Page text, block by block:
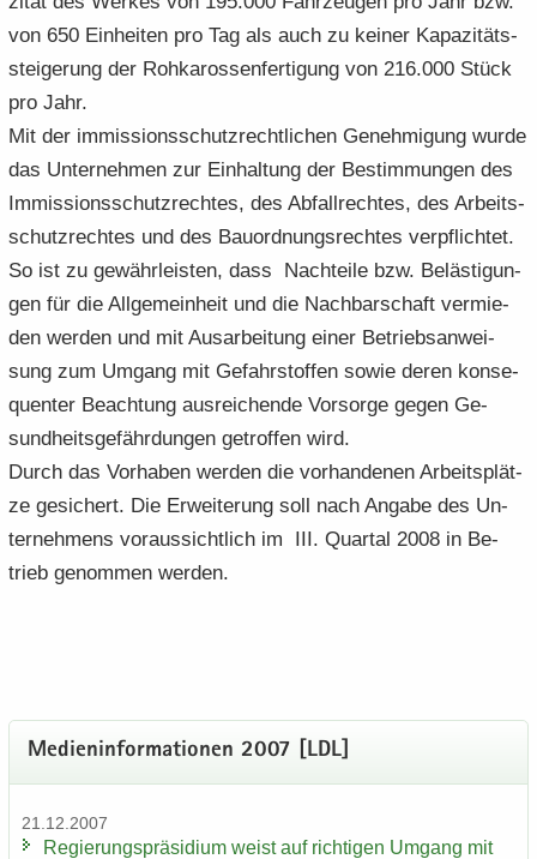
von 650 Ein­hei­ten pro Tag als auch zu kei­ner Ka­pa­zi­täts­
stei­ge­rung der Roh­ka­ros­sen­fer­ti­gung von 216.000 Stück
pro Jahr.
Mit der im­mis­si­ons­schutz­recht­li­chen Ge­neh­mi­gung wurde
das Un­ter­neh­men zur Ein­hal­tung der Be­stim­mun­gen des
Im­mis­si­ons­schutz­rech­tes, des Ab­fall­rech­tes, des Ar­beits­
schutz­rech­tes und des Bau­ord­nungs­rech­tes ver­pflich­tet.
So ist zu ge­währ­leis­ten, dass Nach­tei­le bzw. Be­läs­ti­gun­
gen für die All­ge­mein­heit und die Nach­bar­schaft ver­mie­
den wer­den und mit Aus­ar­bei­tung einer Be­triebs­an­wei­
sung zum Um­gang mit Ge­fahr­stof­fen sowie deren kon­se­
quen­ter Be­ach­tung aus­rei­chen­de Vor­sor­ge gegen Ge­
sund­heits­ge­fähr­dun­gen ge­trof­fen wird.
Durch das Vor­ha­ben wer­den die vor­han­de­nen Ar­beits­plät­
ze ge­si­chert. Die Er­wei­te­rung soll nach An­ga­be des Un­
ter­neh­mens vor­aus­sicht­lich im III. Quar­tal 2008 in Be­
trieb ge­nom­men wer­den.
Me­di­en­in­for­ma­tio­nen 2007 [LDL]
21.12.2007
Re­gie­rungs­prä­si­di­um weist auf rich­ti­gen Um­gang mit